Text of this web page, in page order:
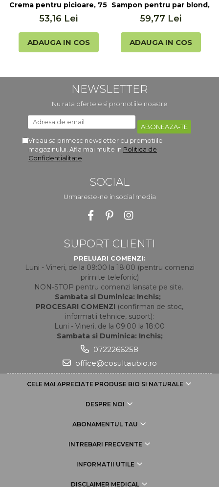
Crema pentru picioare, 75ml Argital
53,16 Lei
ADAUGA IN COS
Sampon pentru par blond,
59,77 Lei
ADAUGA IN COS
NEWSLETTER
Nu rata ofertele si promotiile noastre
Vreau sa primesc newsletter cu promotiile
magazinului. Afla mai multe in Politica de
Confidentialitate
SOCIAL
Urmareste-ne in social media
SUPORT CLIENTI
PRELUARI COMENZI:
Luni - Vineri, de la 09:00 la 18:00 (pentru comenzi
primite telefonic)
NON-STOP pentru comenzi lansate pe site.
Sambata si Duminica: Inchis;
PROCESARI COMENZI (confirmari de stoc,
informatii tehnice, suport):
Luni - Vineri, de la 09:00 la 18:00
Sambata si Duminica: Inchis;
0722266258
office@cosultaubio.ro
CELE MAI APRECIATE PRODUSE BIO SI NATURALE
DESPRE NOI
ABONAMENTUL TAU
INTREBARI FRECVENTE
INFORMATII UTILE
DISCLAIMER MEDICAL